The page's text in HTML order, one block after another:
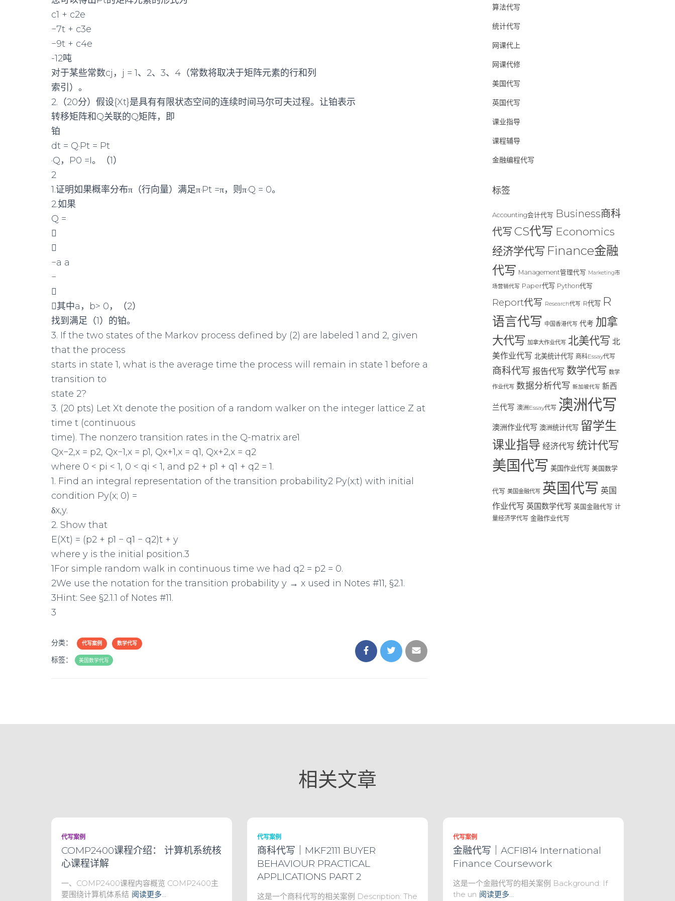
c1 + c2e
−7t + c3e
−9t + c4e
-12吨
对于某些常数cj，j = 1、2、3、4（常数将取决于矩阵元素的行和列
索引）。
2.（20分）假设{Xt}是具有有限状态空间的连续时间马尔可夫过程。让铂表示
转移矩阵和Q关联的Q矩阵，即
铂
dt = Q·Pt = Pt
·Q，P0 =I。（1）
2
1.证明如果概率分布π（行向量）满足π·Pt =π，则π·Q = 0。
2.如果
Q =


−a a
−

其中a，b> 0，（2）
找到满足（1）的铂。
3. If the two states of the Markov process defined by (2) are labeled 1 and 2, given
that the process
starts in state 1, what is the average time the process will remain in state 1 before a
transition to
state 2?
3. (20 pts) Let Xt denote the position of a random walker on the integer lattice Z at
time t (continuous
time). The nonzero transition rates in the Q-matrix are1
Qx−2,x = p2, Qx−1,x = p1, Qx+1,x = q1, Qx+2,x = q2
where 0 < pi < 1, 0 < qi < 1, and p2 + p1 + q1 + q2 = 1.
1. Find an integral representation of the transition probability2 Py(x;t) with initial
condition Py(x; 0) =
δx,y.
2. Show that
E(Xt) = (p2 + p1 − q1 − q2)t + y
where y is the initial position.3
1For simple random walk in continuous time we had q2 = p2 = 0.
2We use the notation for the transition probability y → x used in Notes #11, §2.1.
3Hint: See §2.1.1 of Notes #11.
3
分类： 代写案例 数学代写
标签： 美国数学代写
算法代写
统计代写
网课代上
网课代修
美国代写
英国代写
课业指导
课程辅导
金融编程代写
标签
Accounting会计代写 Business商科
代写 CS代写 Economics
经济学代写 Finance金融
代写 Management管理代写 Marketing市
场营销代写 Paper代写 Python代写
Report代写 Research代写 R代写 R
语言代写 中国香港代写 代考 加拿
大代写 加拿大作业代写 北美代写 北
美作业代写 北美统计代写 商科Essay代写
商科代写 报告代写 数学代写 数学
作业代写 数据分析代写 新加坡代写 新西
兰代写 澳洲Essay代写 澳洲代写
澳洲作业代写 澳洲统计代写 留学生
课业指导 经济代写 统计代写
美国代写 美国作业代写 美国数学
代写 美国金融代写 英国代写 英国
作业代写 英国数学代写 英国金融代写 计
量经济学代写 金融作业代写
相关文章
代写案例
COMP2400课程介绍： 计算机系统核
心课程详解
一、COMP2400课程内容概览 COMP2400主
要围绕计算机体系结 阅读更多…
代写案例
商科代写｜MKF2111 BUYER
BEHAVIOUR PRACTICAL
APPLICATIONS PART 2
这是一个商科代写的相关案例 Description: The
代写案例
金融代写｜ACFI814 International
Finance Coursework
这是一个金融代写的相关案例 Background: If
the un 阅读更多…